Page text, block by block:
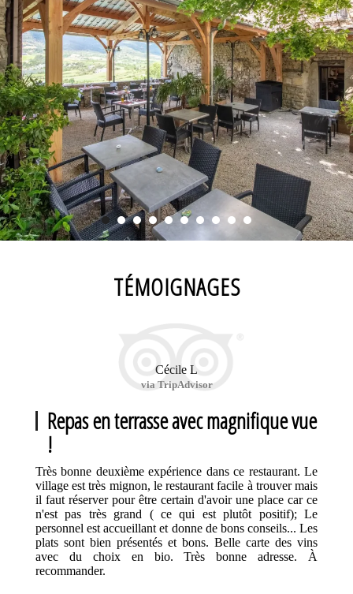
TÉMOIGNAGES
Cécile L
via TripAdvisor
Repas en terrasse avec magnifique vue
!
Très bonne deuxième expérience dans ce restaurant. Le
village est très mignon, le restaurant facile à trouver mais
il faut réserver pour être certain d'avoir une place car ce
n'est pas très grand ( ce qui est plutôt positif); Le
personnel est accueillant et donne de bons conseils... Les
plats sont bien présentés et bons. Belle carte des vins
avec du choix en bio. Très bonne adresse. À
recommander.